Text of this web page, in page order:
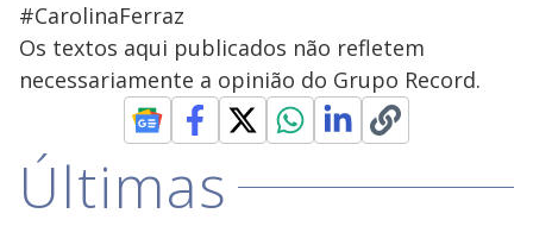
#CarolinaFerraz
Os textos aqui publicados não refletem
necessariamente a opinião do Grupo Record.
Últimas